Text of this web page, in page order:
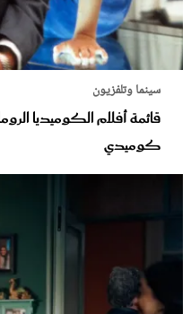
سينما وتلفزيون
قائمة أفلام الكوميديا
كوميدي